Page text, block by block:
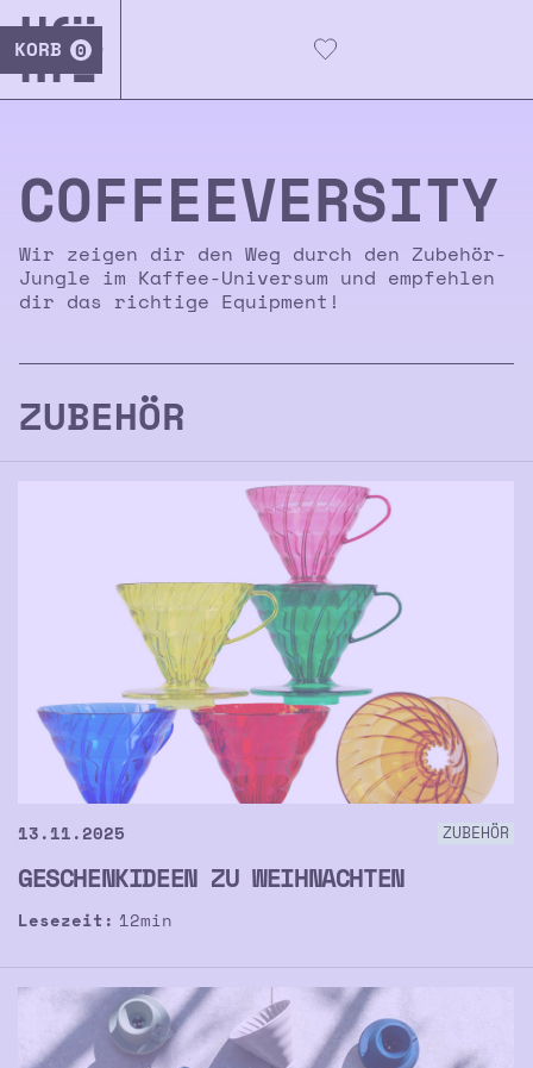
KORB 0
COFFEE­­VERSITY
Wir zeigen dir den Weg durch den Zubehör-
Jungle im Kaffee-Universum und empfehlen
dir das richtige Equipment!
ZUBEHÖR
13.11.2025 ZUBEHÖR
GESCHENKIDEEN ZU WEIHNACHTEN
Lesezeit: 12min